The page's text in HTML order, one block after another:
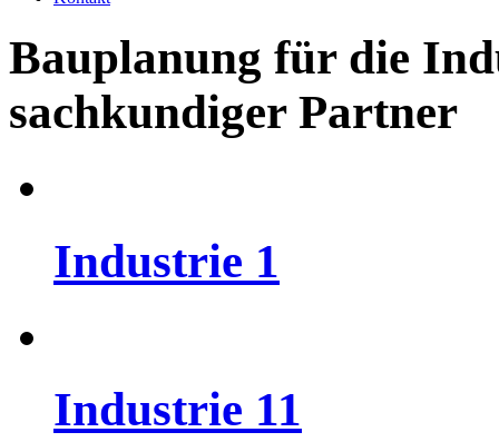
Bauplanung für die
sachkundiger Partner
Industrie 1
Industrie 11